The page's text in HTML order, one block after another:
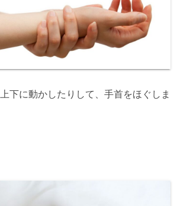
下に動かしたりして、手首をほぐしま